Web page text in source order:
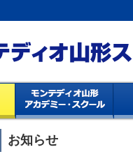
お知らせ